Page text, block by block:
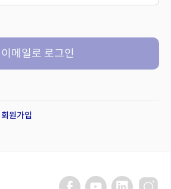
이메일로 로그인
회원가입